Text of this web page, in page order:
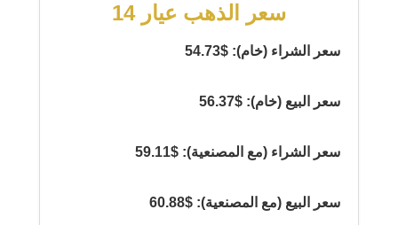
سعر الذهب عيار 14
سعر الشراء (خام): $54.73
سعر البيع (خام): $56.37
سعر الشراء (مع المصنعية): $59.11
سعر البيع (مع المصنعية): $60.88